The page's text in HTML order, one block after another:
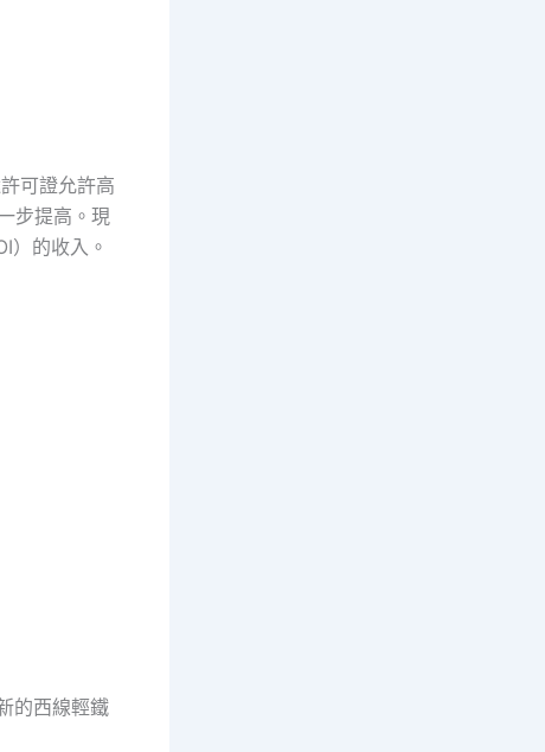
可證允許高
步提高。現
）的收入。
的西線輕鐵